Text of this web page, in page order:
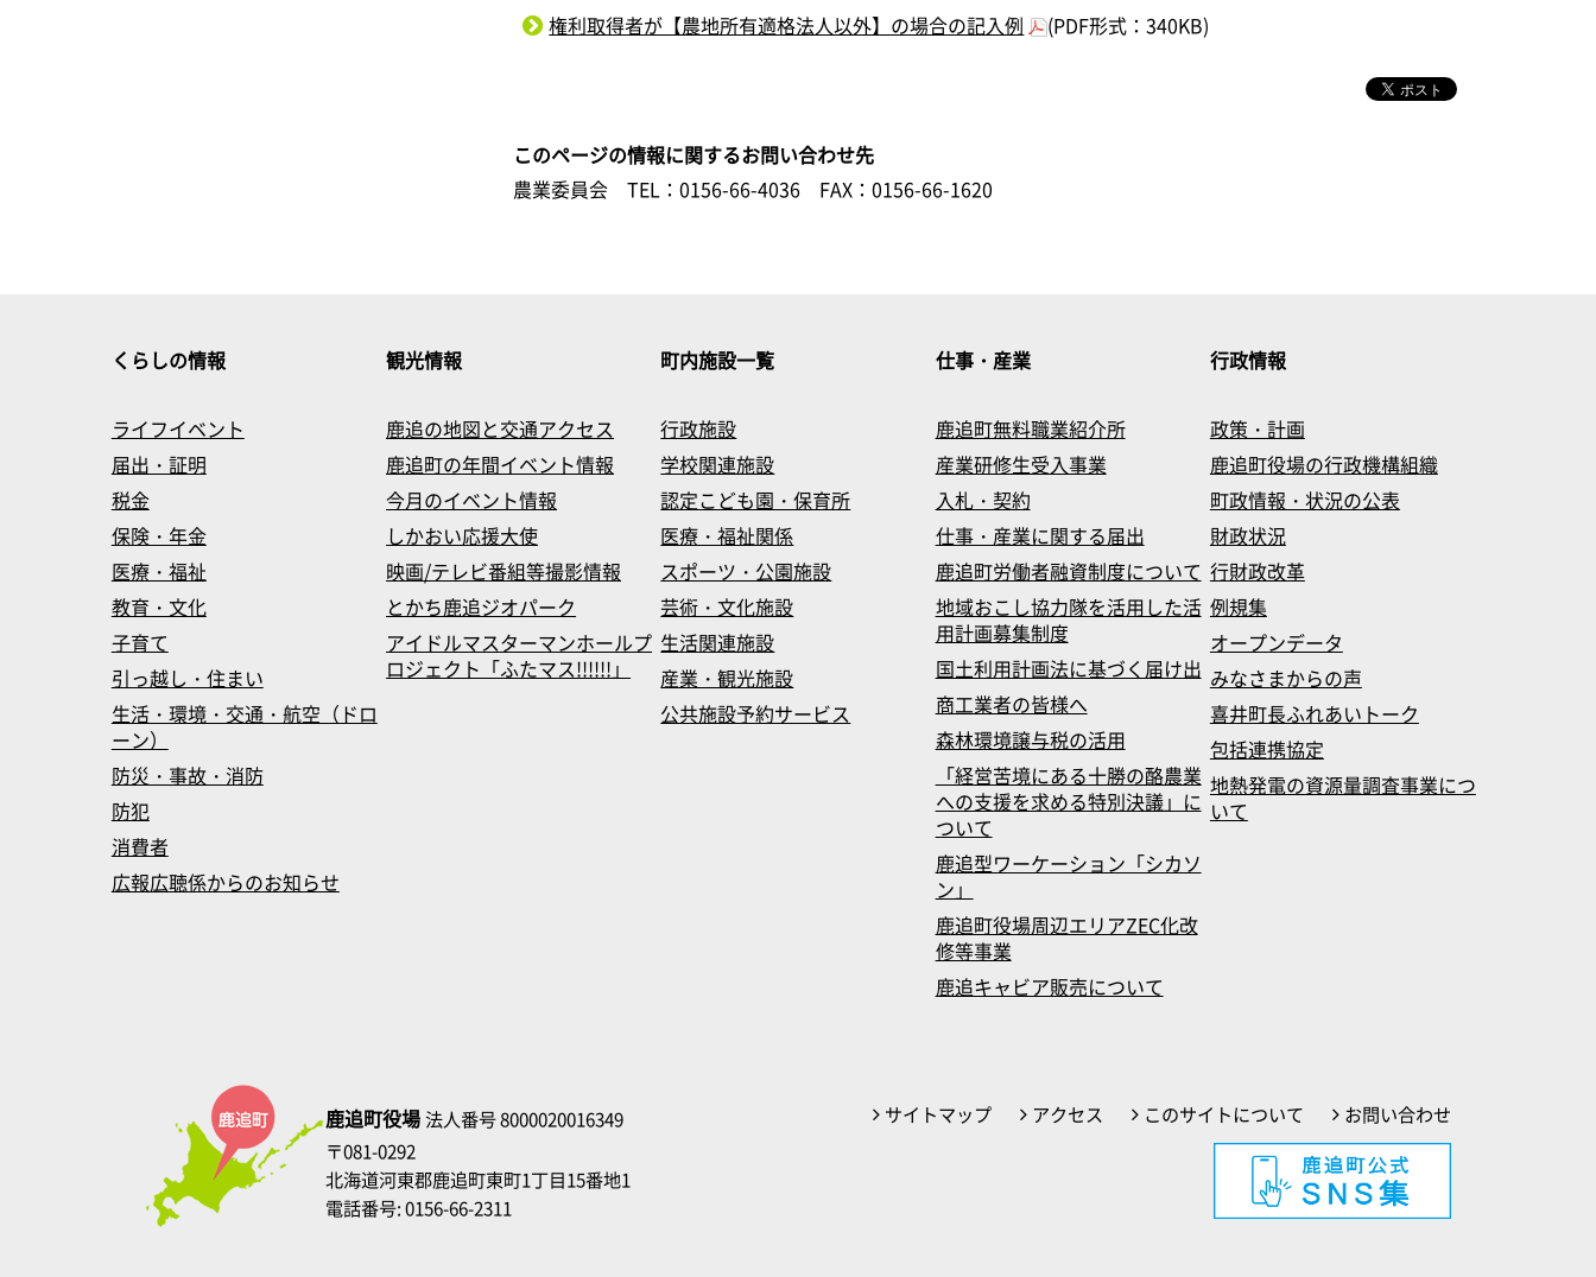
権利取得者が【農地所有適格法人以外】の場合の記入例
(PDF形式：340KB)
このページの情報に関するお問い合わせ先
農業委員会
TEL：0156-66-4036 FAX：0156-66-1620
くらしの情報
ライフイベント
届出・証明
税金
保険・年金
医療・福祉
教育・文化
子育て
引っ越し・住まい
生活・環境・交通・航空（ドロ
ーン）
防災・事故・消防
防犯
消費者
広報広聴係からのお知らせ
観光情報
鹿追の地図と交通アクセス
鹿追町の年間イベント情報
今月のイベント情報
しかおい応援大使
映画/テレビ番組等撮影情報
とかち鹿追ジオパーク
アイドルマスターマンホールプ
ロジェクト「ふたマス!!!!!!」
町内施設一覧
行政施設
学校関連施設
認定こども園・保育所
医療・福祉関係
スポーツ・公園施設
芸術・文化施設
生活関連施設
産業・観光施設
公共施設予約サービス
仕事・産業
鹿追町無料職業紹介所
産業研修生受入事業
入札・契約
仕事・産業に関する届出
鹿追町労働者融資制度について
地域おこし協力隊を活用した活
用計画募集制度
国土利用計画法に基づく届け出
商工業者の皆様へ
森林環境譲与税の活用
「経営苦境にある十勝の酪農業
への支援を求める特別決議」に
ついて
鹿追型ワーケーション「シカソ
ン」
鹿追町役場周辺エリアZEC化改
修等事業
鹿追キャビア販売について
行政情報
政策・計画
鹿追町役場の行政機構組織
町政情報・状況の公表
財政状況
行財政改革
例規集
オープンデータ
みなさまからの声
喜井町長ふれあいトーク
包括連携協定
地熱発電の資源量調査事業につ
いて
サイトマップ アクセス このサイトについて お問い合わせ
鹿追町役場法人番号 8000020016349
〒081-0292
北海道河東郡鹿追町東町1丁目15番地1
電話番号: 0156-66-2311